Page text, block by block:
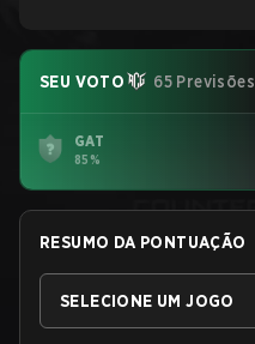
SEU VOTO 65 Previsões
GAT
85%
RESUMO DA PONTUAÇÃO
SELECIONE UM JOGO